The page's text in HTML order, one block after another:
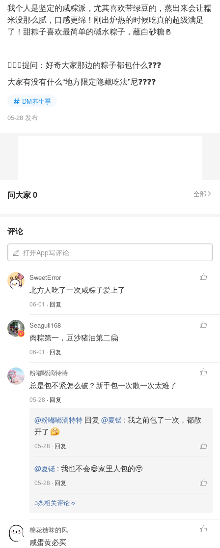
我个人是坚定的咸粽派，尤其喜欢带绿豆的，蒸出来会让糯
米没那么腻，口感更绵！刚出炉热的时候吃真的超级满足
了！甜粽子喜欢最简单的碱水粽子，蘸白砂糖🧂
🙋🏻‍♀️提问：好奇大家那边的粽子都包什么❓❓❓
大家有没有什么“地方限定隐藏吃法”尼❓❓❓❓
DM养生季
05-28 发布
问大家0 全部
评论
打开App写评论
SweetError
北方人吃了一次咸粽子爱上了
06-01 · 回复
Seagull168
肉粽第一，豆沙猪油第二🤗
06-01 · 回复
粉嘟嘟滴特特
总是包不紧怎么破？新手包一次散一次太难了
05-28 · 回复
@粉嘟嘟滴特特 回复 @夏锘 : 我之前包了一次，都散
开了
05-28 · 回复
@夏锘 : 我也不会😅家里人包的🥹
05-28 · 回复
3条相关评论
棉花糖味的风
咸蛋黄必买